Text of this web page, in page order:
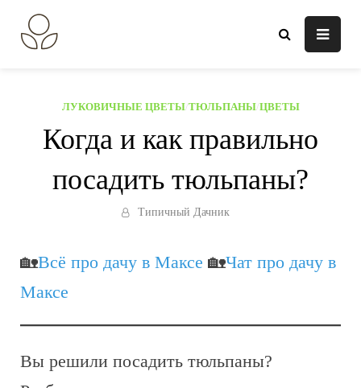
содержанию
ЛУКОВИЧНЫЕ ЦВЕТЫ/ ТЮЛЬПАНЫ/ ЦВЕТЫ
Когда и как правильно
посадить тюльпаны?
Типичный Дачник
🏡Всё про дачу в Максе 🏡Чат про дачу в
Максе
Вы решили посадить тюльпаны?